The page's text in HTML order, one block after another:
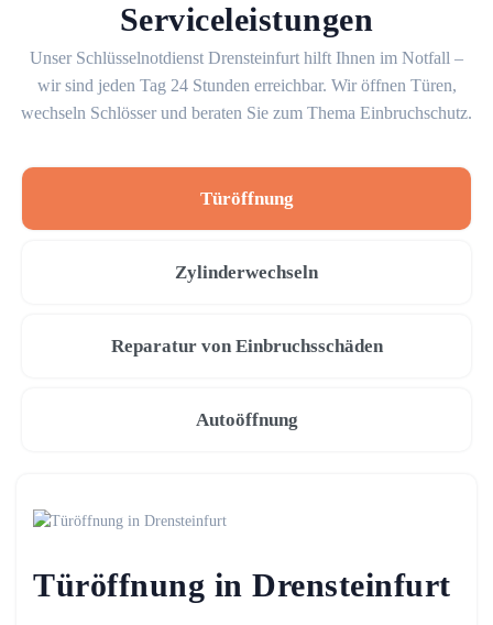
Serviceleistungen
Unser Schlüsselnotdienst Drensteinfurt hilft Ihnen im Notfall –
wir sind jeden Tag 24 Stunden erreichbar. Wir öffnen Türen,
wechseln Schlösser und beraten Sie zum Thema Einbruchschutz.
Türöffnung
Zylinderwechseln
Reparatur von Einbruchsschäden
Autoöffnung
Türöffnung in Drensteinfurt